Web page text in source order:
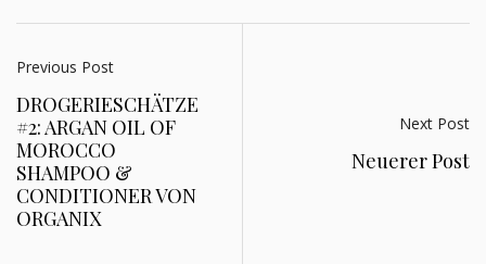
Previous Post
DROGERIESCHÄTZE
#2: ARGAN OIL OF
MOROCCO
SHAMPOO &
CONDITIONER VON
ORGANIX
Next Post
Neuerer Post